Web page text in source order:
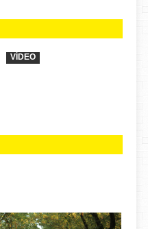
VÍDEO